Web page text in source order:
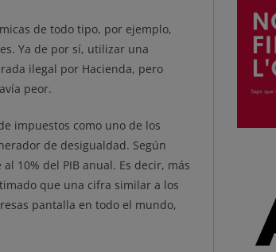
de todo tipo, por ejemplo,
Ya de por sí, utilizar una
ilegal por Hacienda, pero
peor.
impuestos como uno de los
de desigualdad. Según
10% del PIB anual. Es decir, más
que una cifra similar a los
pantalla en todo el mundo,